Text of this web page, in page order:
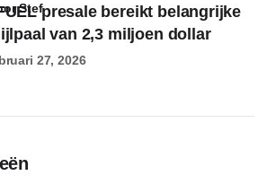
presale bereikt belangrijke
van 2,3 miljoen dollar
Stef
27, 2026